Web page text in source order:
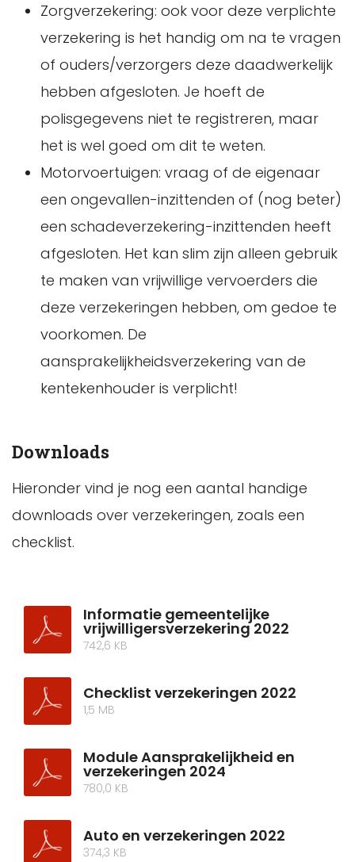
Zorgverzekering: ook voor deze verplichte
verzekering is het handig om na te vragen
of ouders/verzorgers deze daadwerkelijk
hebben afgesloten. Je hoeft de
polisgegevens niet te registreren, maar
het is wel goed om dit te weten.
Motorvoertuigen: vraag of de eigenaar
een ongevallen-inzittenden of (nog beter)
een schadeverzekering-inzittenden heeft
afgesloten. Het kan slim zijn alleen gebruik
te maken van vrijwillige vervoerders die
deze verzekeringen hebben, om gedoe te
voorkomen. De
aansprakelijkheidsverzekering van de
kentekenhouder is verplicht!
Downloads
Hieronder vind je nog een aantal handige
downloads over verzekeringen, zoals een
checklist.
Informatie gemeentelijke
vrijwilligersverzekering 2022
742,6 KB
Checklist verzekeringen 2022
1,5 MB
Module Aansprakelijkheid en
verzekeringen 2024
780,0 KB
Auto en verzekeringen 2022
374,3 KB